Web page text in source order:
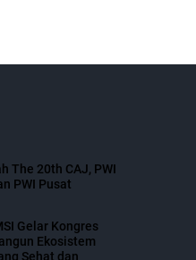
The 20th CAJ, PWI
PWI Pusat
Gelar Kongres
Ekosistem
Sehat dan